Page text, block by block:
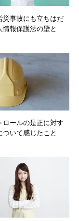
災事故にも立ちはだ
情報保護法の壁と
ロールの是正に対す
ついて感じたこと